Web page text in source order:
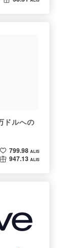
ドルへの
799.98 ALIS
947.13 ALIS